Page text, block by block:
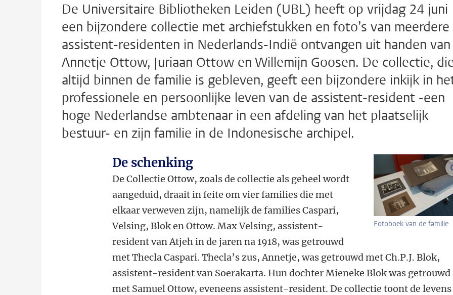
De Universitaire Bibliotheken Leiden (UBL) heeft op vrijdag 24 juni
een bijzondere collectie met archiefstukken en foto’s van meerdere
assistent-residenten in Nederlands-Indië ontvangen uit handen van
Annetje Ottow, Juriaan Ottow en Willemijn Goosen. De collectie,
altijd binnen de familie is gebleven, geeft een bijzondere inkijk in
professionele en persoonlijke leven van de assistent-resident -een
hoge Nederlandse ambtenaar in een afdeling van het plaatselijk
bestuur- en zijn familie in de Indonesische archipel.
Fotoboek van de familie
De schenking
De Collectie Ottow, zoals de collectie als geheel wordt
aangeduid, draait in feite om vier families die met
elkaar verweven zijn, namelijk de families Caspari,
Velsing, Blok en Ottow. Max Velsing, assistent-
resident van Atjeh in de jaren na 1918, was getrouwd
met Thecla Caspari. Thecla’s zus, Annetje, was getrouwd met Ch.P.J. Blok,
assistent-resident van Soerakarta. Hun dochter Mieneke Blok was getrouwd
met Samuel Ottow, eveneens assistent-resident. De collectie toont de levens